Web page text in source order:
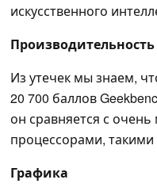
искусственного
Производительность
Из утечек мы знаем,
20 700 баллов
он сравняется с
процессорами, такими
Графика